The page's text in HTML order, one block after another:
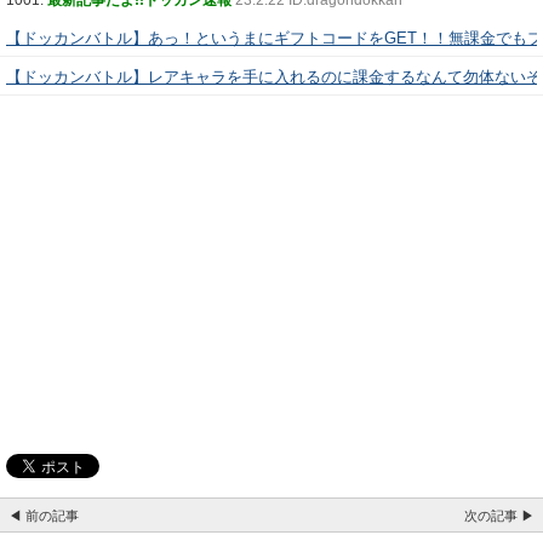
【ドッカンバトル】あっ！というまにギフトコードをGET！！無課金でも
【ドッカンバトル】レアキャラを手に入れるのに課金するなんて勿体ない
◀ 前の記事 次の記事 ▶